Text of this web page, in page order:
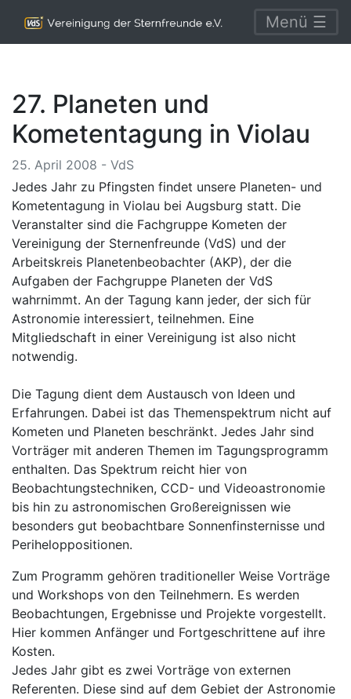
Menü ☰
27. Planeten und
Kometentagung in Violau
25. April 2008 - VdS
Jedes Jahr zu Pfingsten findet unsere Planeten- und
Kometentagung in Violau bei Augsburg statt. Die
Veranstalter sind die Fachgruppe Kometen der
Vereinigung der Sternenfreunde (VdS) und der
Arbeitskreis Planetenbeobachter (AKP), der die
Aufgaben der Fachgruppe Planeten der VdS
wahrnimmt. An der Tagung kann jeder, der sich für
Astronomie interessiert, teilnehmen. Eine
Mitgliedschaft in einer Vereinigung ist also nicht
notwendig.
Die Tagung dient dem Austausch von Ideen und
Erfahrungen. Dabei ist das Themenspektrum nicht auf
Kometen und Planeten beschränkt. Jedes Jahr sind
Vorträger mit anderen Themen im Tagungsprogramm
enthalten. Das Spektrum reicht hier von
Beobachtungstechniken, CCD- und Videoastronomie
bis hin zu astronomischen Großereignissen wie
besonders gut beobachtbare Sonnenfinsternisse und
Periheloppositionen.
Zum Programm gehören traditioneller Weise Vorträge
und Workshops von den Teilnehmern. Es werden
Beobachtungen, Ergebnisse und Projekte vorgestellt.
Hier kommen Anfänger und Fortgeschrittene auf ihre
Kosten.
Jedes Jahr gibt es zwei Vorträge von externen
Referenten. Diese sind auf dem Gebiet der Astronomie